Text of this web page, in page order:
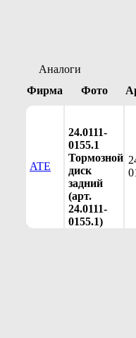
Аналоги
Фирма
Фото
ATE
24.0111-
0155.1
Тормозной
диск
задний
(арт.
24.0111-
0155.1)